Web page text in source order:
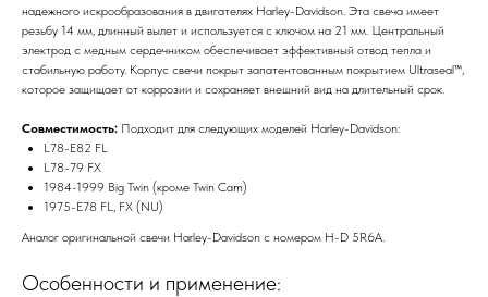
надежного искрообразования в двигателях Harley-Davidson. Эта свеча имеет
резьбу 14 мм, длинный вылет и используется с ключом на 21 мм. Центральный
электрод с медным сердечником обеспечивает эффективный отвод тепла и
стабильную работу. Корпус свечи покрыт запатентованным покрытием Ultraseal™,
которое защищает от коррозии и сохраняет внешний вид на длительный срок.
Совместимость: Подходит для следующих моделей Harley-Davidson:
L78-E82 FL
L78-79 FX
1984-1999 Big Twin (кроме Twin Cam)
1975-E78 FL, FX (NU)
Аналог оригинальной свечи Harley-Davidson с номером H-D 5R6A.
Особенности и применение: